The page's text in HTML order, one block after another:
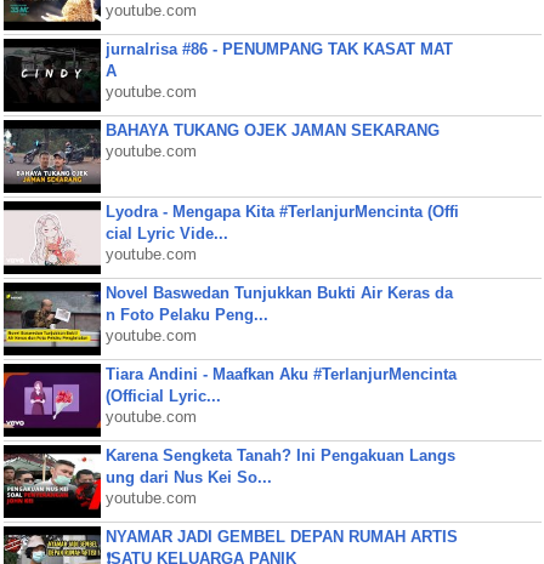
youtube.com
jurnalrisa #86 - PENUMPANG TAK KASAT MAT
A
youtube.com
BAHAYA TUKANG OJEK JAMAN SEKARANG
youtube.com
Lyodra - Mengapa Kita #TerlanjurMencinta (Offi
cial Lyric Vide...
youtube.com
Novel Baswedan Tunjukkan Bukti Air Keras da
n Foto Pelaku Peng...
youtube.com
Tiara Andini - Maafkan Aku #TerlanjurMencinta
(Official Lyric...
youtube.com
Karena Sengketa Tanah? Ini Pengakuan Langs
ung dari Nus Kei So...
youtube.com
NYAMAR JADI GEMBEL DEPAN RUMAH ARTIS
❗SATU KELUARGA PANIK